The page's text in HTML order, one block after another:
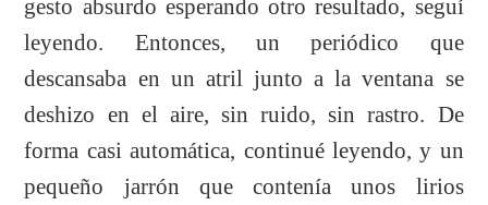
gesto absurdo esperando otro resultado, seguí
leyendo. Entonces, un periódico que
descansaba en un atril junto a la ventana se
deshizo en el aire, sin ruido, sin rastro. De
forma casi automática, continué leyendo, y un
pequeño jarrón que contenía unos lirios